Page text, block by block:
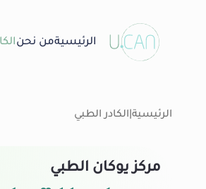
الرئيسيةمن نحن
الرئيسية الكادر الطبي
مركز يوكان الطبي